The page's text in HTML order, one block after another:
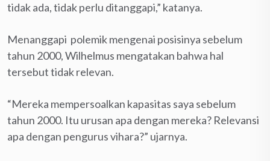
tidak ada, tidak perlu ditanggapi,” katanya.
Menanggapi polemik mengenai posisinya sebelum
tahun 2000, Wilhelmus mengatakan bahwa hal
tersebut tidak relevan.
“Mereka mempersoalkan kapa­sitas saya sebelum
tahun 2000. Itu urusan apa dengan mereka? Relevansi
apa dengan pengurus vihara?” ujarnya.